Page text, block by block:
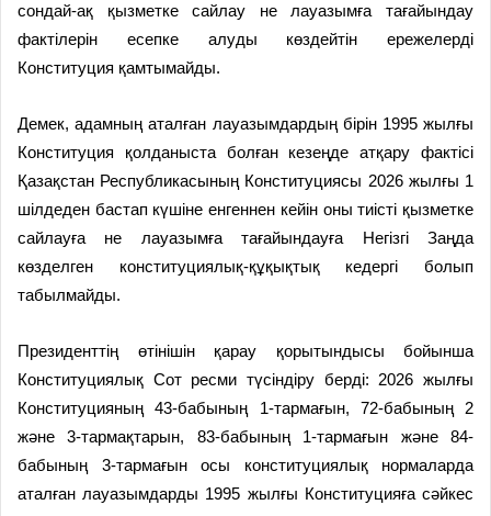
сондай-ақ қызметке сайлау не лауазымға тағайындау
фактілерін есепке алуды көздейтін ережелерді
Конституция қамтымайды.
Демек, адамның аталған лауазымдардың бірін 1995 жылғы
Конституция қолданыста болған кезеңде атқару фактісі
Қазақстан Республикасының Конституциясы 2026 жылғы 1
шілдеден бастап күшіне енгеннен кейін оны тиісті қызметке
сайлауға не лауазымға тағайындауға Негізгі Заңда
көзделген конституциялық-құқықтық кедергі болып
табылмайды.
Президенттің өтінішін қарау қорытындысы бойынша
Конституциялық Сот ресми түсіндіру берді: 2026 жылғы
Конституцияның 43-бабының 1-тармағын, 72-бабының 2
және 3-тармақтарын, 83-бабының 1-тармағын және 84-
бабының 3-тармағын осы конституциялық нормаларда
аталған лауазымдарды 1995 жылғы Конституцияға сәйкес